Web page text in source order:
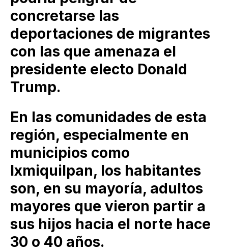
concretarse las
deportaciones de migrantes
con las que amenaza el
presidente electo Donald
Trump.
En las comunidades de esta
región, especialmente en
municipios como
Ixmiquilpan, los habitantes
son, en su mayoría, adultos
mayores que vieron partir a
sus hijos hacia el norte hace
30 o 40 años.